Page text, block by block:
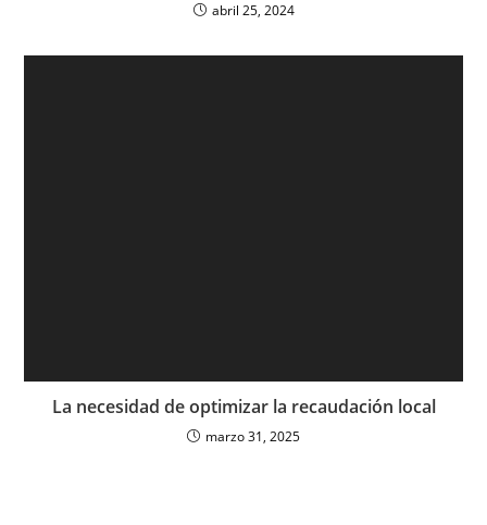
abril 25, 2024
La necesidad de optimizar la recaudación local
marzo 31, 2025